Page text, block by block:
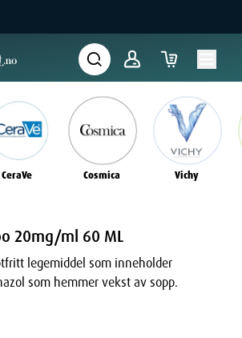
CeraVe Cosmica Vichy
20mg/ml 60 ML
legemiddel som inneholder
som hemmer vekst av sopp.